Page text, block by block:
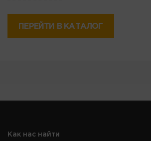
ПЕРЕЙТИ В КАТАЛОГ
Как нас найти